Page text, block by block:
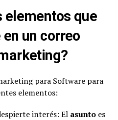
elementos que
un correo
para Software para
elementos:
interés: El asunto es